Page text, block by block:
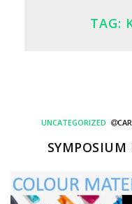
TAG:
UNCATEGORIZED